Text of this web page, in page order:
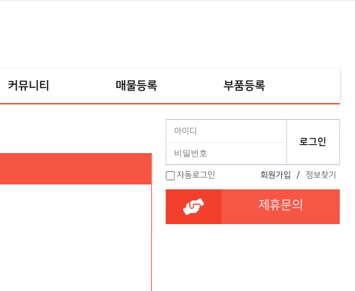
커뮤니티 매물등록 부품등록
자동로그인 회원가입 / 정보찾기
제휴문의